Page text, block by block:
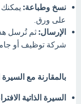
نسخ وطباعة: يمكنك
على ورق.
الإرسال: ثم تُرسل
شركة توظيف أو
بالمقارنة مع السيرة
السيرة الذاتية